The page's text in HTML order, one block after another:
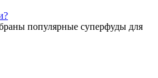
популярные суперфуды для